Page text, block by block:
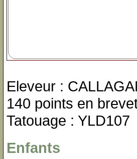
Eleveur :
140 points en
Tatouage : YLD107
Enfants